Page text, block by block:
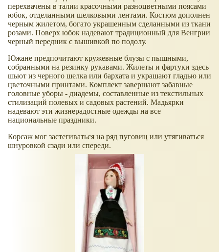
перехвачены в талии красочными разноцветными поясами
юбок, отделанными шелковыми лентами. Костюм дополнен
черным жилетом, богато украшенным сделанными из ткани
розами. Поверх юбок надевают традиционный для Венгрии
черный передник с вышивкой по подолу.
Южане предпочитают кружевные блузы с пышными,
собранными на резинку рукавами. Жилеты и фартуки здесь
шьют из черного шелка или бархата и украшают гладью или
цветочными принтами. Комплект завершают забавные
головные уборы - диадемы, составленные из текстильных
стилизаций полевых и садовых растений. Мадьярки
надевают эти жизнерадостные одежды на все
национальные праздники.
Корсаж мог застегиваться на ряд пуговиц или утягиваться
шнуровкой сзади или спереди.